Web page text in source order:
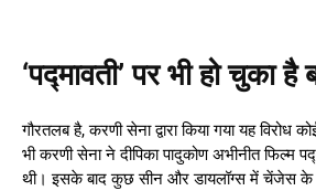
‘पद्मावती’ पर भी हो चुका है
गौरतलब है, करणी सेना द्वारा किया गया यह विरोध
भी करणी सेना ने दीपिका पादुकोण अभीनीत फिल्म
थी। इसके बाद कुछ सीन और डायलॉग्स में चेंजेस के